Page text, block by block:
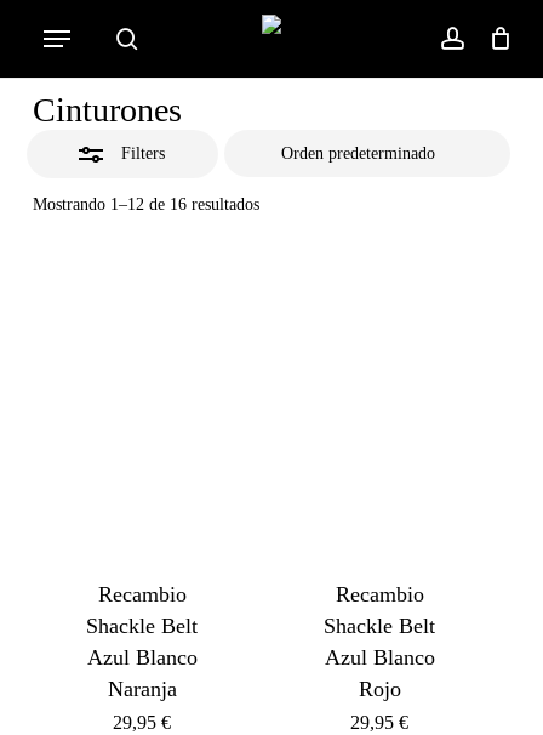
main
content
search account
Menu
Cart
Close
Cinturones
Filters
Mostrando 1–12 de 16 resultados
Close
Filters
Recambio
Shackle Belt
Azul Blanco
Naranja
29,95€
Recambio
Shackle Belt
Azul Blanco
Rojo
29,95€